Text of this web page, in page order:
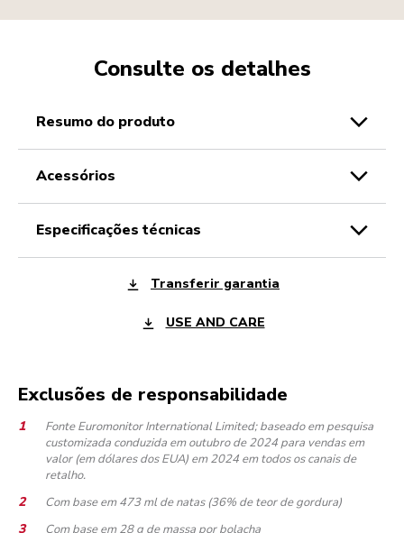
Consulte os detalhes
resumo do produto
acessórios
especificações técnicas
Transferir garantia
USE AND CARE
Exclusões de responsabilidade
Fonte Euromonitor International Limited; baseado em pesquisa
customizada conduzida em outubro de 2024 para vendas em
valor (em dólares dos EUA) em 2024 em todos os canais de
retalho.
Com base em 473 ml de natas (36% de teor de gordura)
Com base em 28 g de massa por bolacha